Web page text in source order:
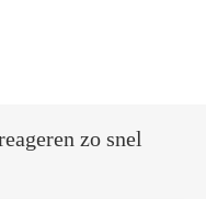
zo snel